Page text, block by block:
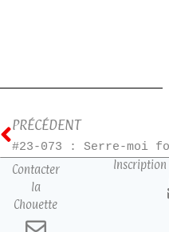
PRÉCÉDENT
Contacter
la
Chouette